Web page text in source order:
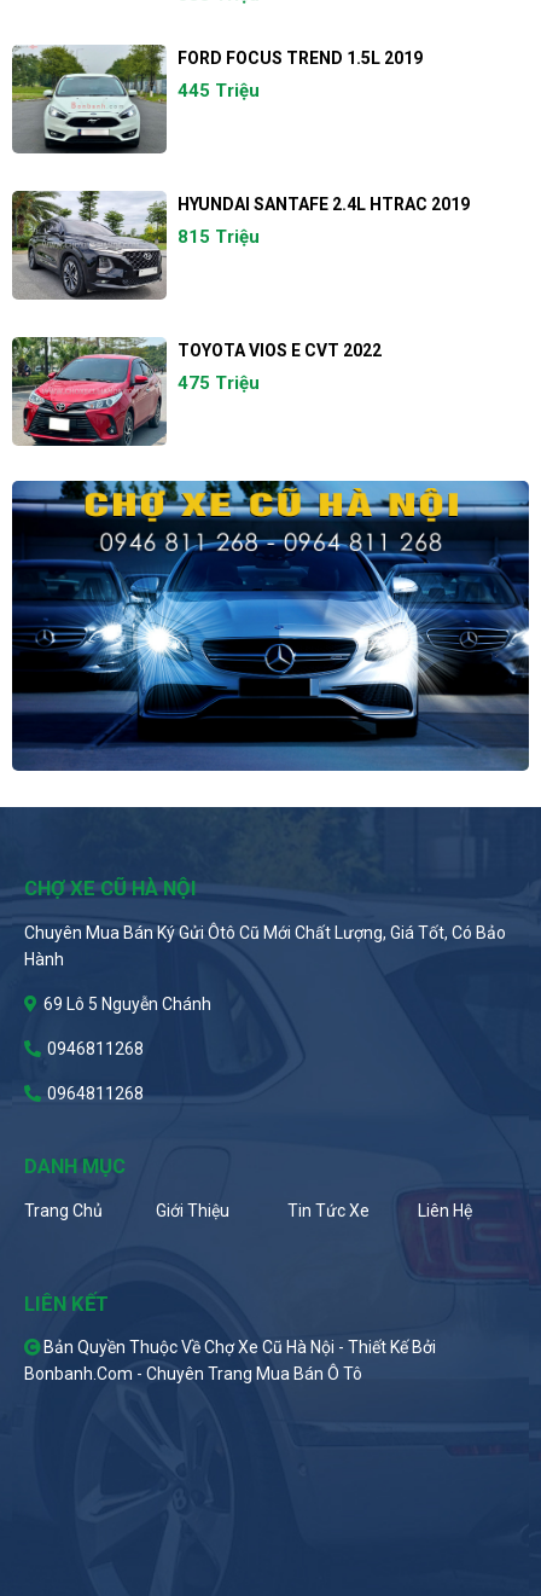
FORD FOCUS TREND 1.5L 2019
445 Triệu
HYUNDAI SANTAFE 2.4L HTRAC 2019
815 Triệu
TOYOTA VIOS E CVT 2022
475 Triệu
CHỢ XE CŨ HÀ NỘI
Chuyên Mua Bán Ký Gửi Ôtô Cũ Mới Chất Lượng, Giá Tốt, Có Bảo
Hành
69 Lô 5 Nguyễn Chánh
0946811268
0964811268
DANH MỤC
Trang Chủ Giới Thiệu Tin Tức Xe Liên Hệ
LIÊN KẾT
Bản Quyền Thuộc Về Chợ Xe Cũ Hà Nội - Thiết Kế Bởi
Bonbanh.com - Chuyên Trang Mua Bán Ô Tô